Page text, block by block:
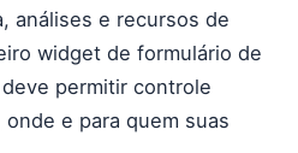
análises e recursos de
widget de formulário de
permitir controle
e para quem suas